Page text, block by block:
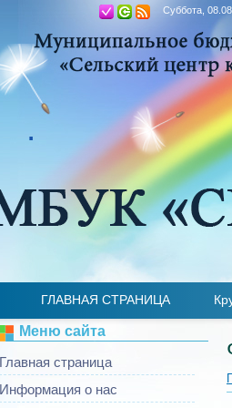
Суббота,
.
ГЛАВНАЯ СТРАНИЦА
Меню сайта
Главная страница
Информация о нас